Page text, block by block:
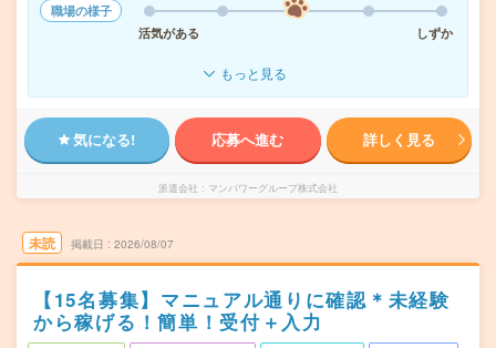
職場の様子
活気がある
しずか
もっと見る
気になる! 応募へ進む 詳しく見る
派遣会社 マンパワーグループ株式会社
未読 掲載日 2026/08/07
【15名募集】マニュアル通りに確認＊未経験
から稼げる！簡単！受付＋入力